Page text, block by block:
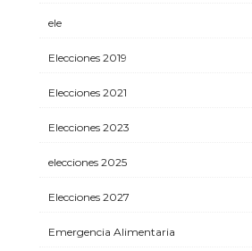
ele
Elecciones 2019
Elecciones 2021
Elecciones 2023
elecciones 2025
Elecciones 2027
Emergencia Alimentaria